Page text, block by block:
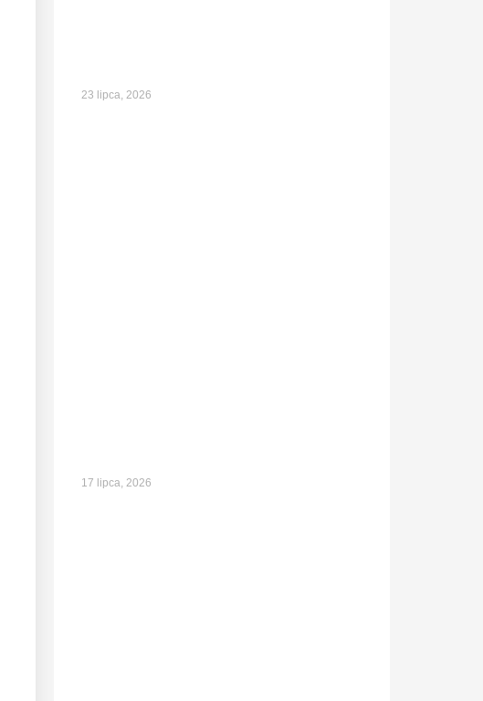
23 lipca, 2026
17 lipca, 2026